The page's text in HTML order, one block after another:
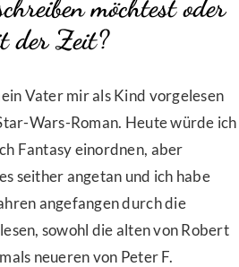
möchtest oder
der Zeit?
Vater mir als Kind vorgelesen
Wars-Roman. Heute würde ich
Fantasy einordnen, aber
seither angetan und ich habe
angefangen durch die
sowohl die alten von Robert
neueren von Peter F.